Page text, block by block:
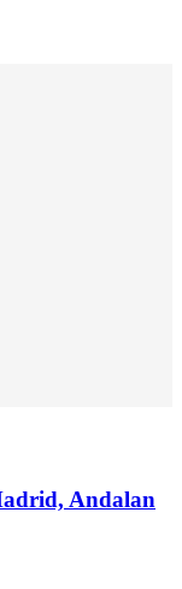
Andalan